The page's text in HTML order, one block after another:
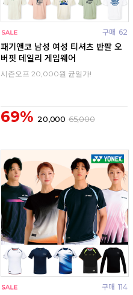
구매 62
패기앤코 남성 여성 티셔츠 반팔 오
버핏 데일리 게임웨어
시즌오프 20,000원 균일가!
69% 20,000 65,000
구매 114